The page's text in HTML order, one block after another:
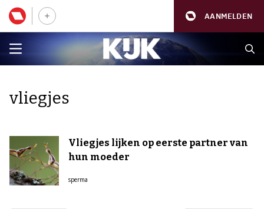
AANMELDEN
vliegjes
Vliegjes lijken op eerste partner van
hun moeder
sperma